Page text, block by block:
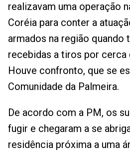
realizavam uma operação
Coréia para conter a
armados na região quando
recebidas a tiros por
Houve confronto, que se
Comunidade da Palmeira.
De acordo com a PM, os
fugir e chegaram a se
residência próxima a uma